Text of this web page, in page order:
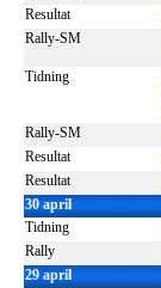
Resultat
Rally-SM
Tidning
Rally-SM
Resultat
Resultat
30 april
Tidning
Rally
29 april